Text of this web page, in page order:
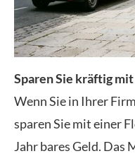
Sparen Sie kräftig
Wenn Sie in Ihrer
sparen Sie mit einer
Jahr bares Geld. Das